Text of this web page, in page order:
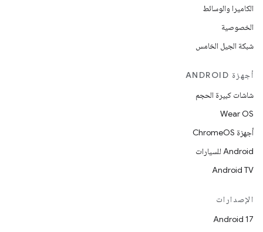
الكاميرا والوسائط
الخصوصية
شبكة الجيل الخامس
أجهزة ANDROID
شاشات كبيرة الحجم
Wear OS
أجهزة ChromeOS
Android للسيارات
Android TV
الإصدارات
Android 17